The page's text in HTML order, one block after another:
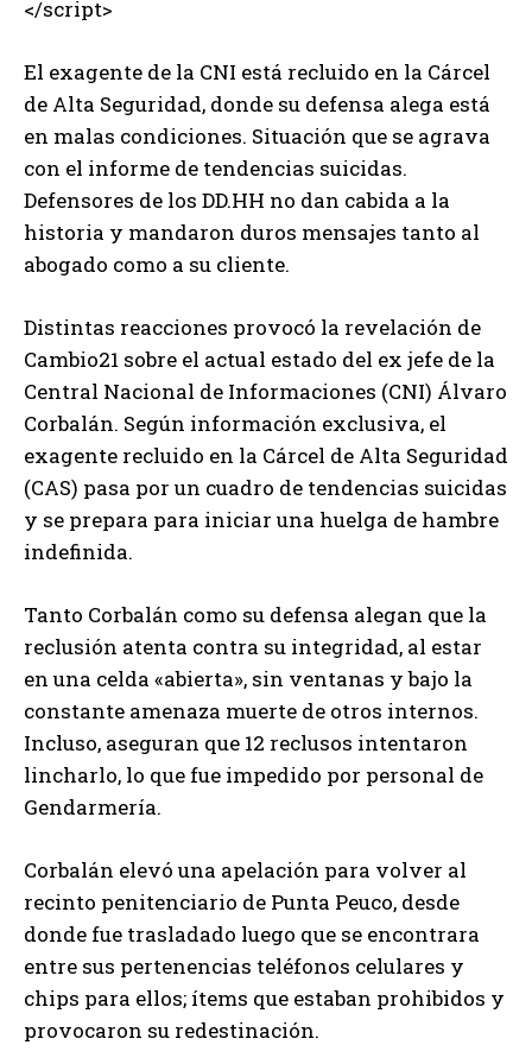
</script>
El exagente de la CNI está recluido en la Cárcel
de Alta Seguridad, donde su defensa alega está
en malas condiciones. Situación que se agrava
con el informe de tendencias suicidas.
Defensores de los DD.HH no dan cabida a la
historia y mandaron duros mensajes tanto al
abogado como a su cliente.
Distintas reacciones provocó la revelación de
Cambio21 sobre el actual estado del ex jefe de la
Central Nacional de Informaciones (CNI) Álvaro
Corbalán. Según información exclusiva, el
exagente recluido en la Cárcel de Alta Seguridad
(CAS) pasa por un cuadro de tendencias suicidas
y se prepara para iniciar una huelga de hambre
indefinida.
Tanto Corbalán como su defensa alegan que la
reclusión atenta contra su integridad, al estar
en una celda «abierta», sin ventanas y bajo la
constante amenaza muerte de otros internos.
Incluso, aseguran que 12 reclusos intentaron
lincharlo, lo que fue impedido por personal de
Gendarmería.
Corbalán elevó una apelación para volver al
recinto penitenciario de Punta Peuco, desde
donde fue trasladado luego que se encontrara
entre sus pertenencias teléfonos celulares y
chips para ellos; ítems que estaban prohibidos y
provocaron su redestinación.